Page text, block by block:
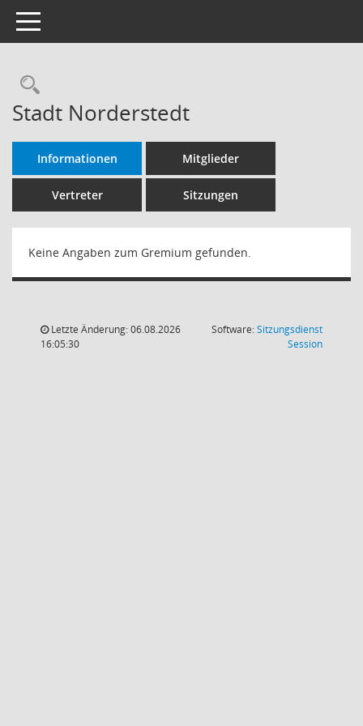
Toggle navigation
Rechercheauswahl
Stadt Norderstedt
Informationen Mitglieder
Vertreter Sitzungen
Keine Angaben zum Gremium gefunden.
Letzte Änderung: 06.08.2026
16:05:30
Software:Sitzungsdienst
Session(Wird in